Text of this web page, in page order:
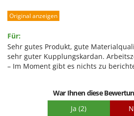
WIDU
Wiper EcoRobot
Wortex
Worx
Yard Force
Leistung
Qualität / Preis
Schwierigkeitsgrad Zusammenbau
Original anzeigen
Für:
Sehr gutes Produkt, gute
sehr guter Kupplungskardan.
– Im Moment gibt es nichts zu
War Ihnen diese
Ja (2)